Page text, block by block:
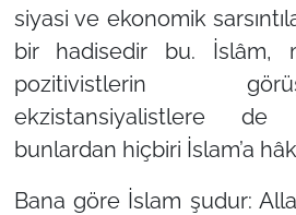
siyasi ve ekonomik
bir hadisedir bu. İslâm,
pozitivistlerin
ekzistansiyalistlere de
bunlardan hiçbiri İslam’a
Bana göre İslam şudur: